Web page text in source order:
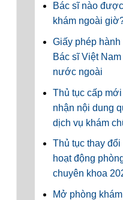
Bác sĩ nào
khám ngoài
Giấy phép hành
Bác sĩ Việt
nước ngoài
Thủ tục cấp
nhận nội dung
dịch vụ khám
Thủ tục thay
hoạt động
chuyên khoa
Mở phòng